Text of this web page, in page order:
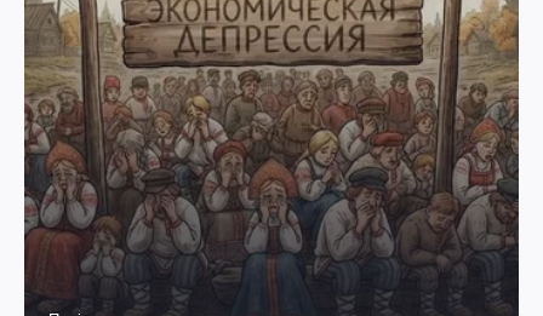
Політика
Росіяни впали в споживчу депресію
3 дні тому